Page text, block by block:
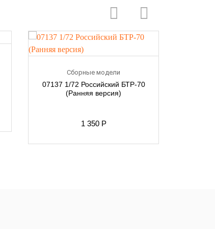
Сборные модели
07137 1/72 Российский БТР-70
(Ранняя версия)
1 350 Р